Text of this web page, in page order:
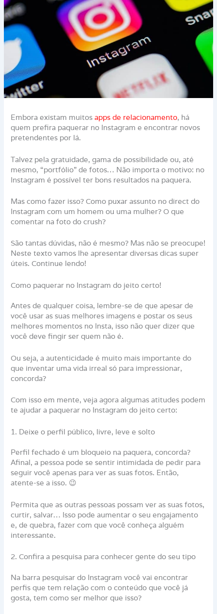
Embora existam muitosapps de relacionamento, há
quem prefira paquerar no Instagram e encontrar novos
pretendentes por lá.
Talvez pela gratuidade, gama de possibilidade ou, até
mesmo, “portfólio” de fotos… Não importa o motivo: no
Instagram é possível ter bons resultados na paquera.
Mas como fazer isso? Como puxar assunto no direct do
Instagram com um homem ou uma mulher? O que
comentar na foto do crush?
São tantas dúvidas, não é mesmo? Mas não se preocupe!
Neste texto vamos lhe apresentar diversas dicas super
úteis. Continue lendo!
Como paquerar no Instagram do jeito certo!
Antes de qualquer coisa, lembre-se de que apesar de
você usar as suas melhores imagens e postar os seus
melhores momentos no Insta, isso não quer dizer que
você deve fingir ser quem não é.
Ou seja, a autenticidade é muito mais importante do
que inventar uma vida irreal só para impressionar,
concorda?
Com isso em mente, veja agora algumas atitudes podem
te ajudar a paquerar no Instagram do jeito certo:
1. Deixe o perfil público, livre, leve e solto
Perfil fechado é um bloqueio na paquera, concorda?
Afinal, a pessoa pode se sentir intimidada de pedir para
seguir você apenas para ver as suas fotos. Então,
atente-se a isso. 😉
Permita que as outras pessoas possam ver as suas fotos,
curtir, salvar… Isso pode aumentar o seu engajamento
e, de quebra, fazer com que você conheça alguém
interessante.
2. Confira a pesquisa para conhecer gente do seu tipo
Na barra pesquisar do Instagram você vai encontrar
perfis que tem relação com o conteúdo que você já
gosta, tem como ser melhor que isso?